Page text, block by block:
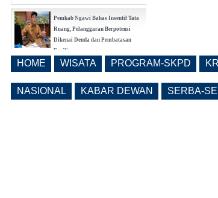
Pemkab Ngawi Bahas Insentif Tata
Ruang, Pelanggaran Berpotensi
Dikenai Denda dan Pembatasan
Fasilitas
APBD Tiga Besar Jatim
HOME WISATA PROGRAM-SKPD
NASIONAL KABAR DEWAN SERBA-